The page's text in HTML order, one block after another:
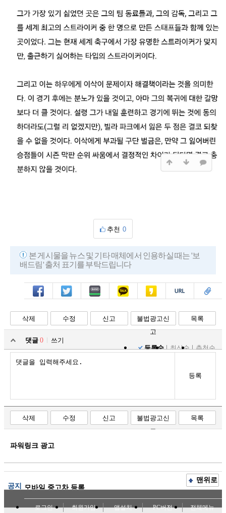
추천 0
본 게시물을 뉴스 및 기타 매체에서 인용하실 때는 '보
배드림' 출처 표기를 부탁드립니다
페북 트윗 밴드 카톡 카스 복사 스크랩
삭제 수정 신고
불법광고신
고
목록
댓글 0
쓰기
등록순
최신순 추천순
등록
삭제 수정 신고
불법광고신
고
목록
파워링크 광고
공지 모바일 중고차 등록
맨위로
로그인 회원가입 앱설치 PC버전 전체메뉴